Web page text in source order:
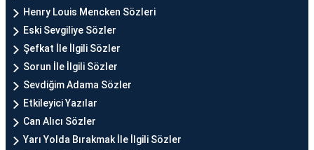
Henry Louis Mencken Sözleri
Eski Sevgiliye Sözler
Şefkat İle İlgili Sözler
Sorun İle İlgili Sözler
Sevdiğim Adama Sözler
Etkileyici Yazılar
Can Alıcı Sözler
Yarı Yolda Bırakmak İle İlgili Sözler